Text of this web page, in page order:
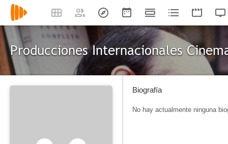
Producciones Internacionales
Biografía
No hay actualmente ninguna